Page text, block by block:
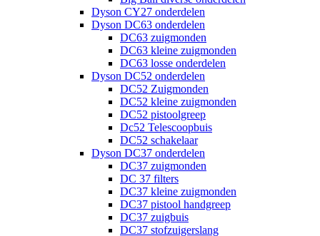
Dyson CY27 onderdelen
Dyson DC63 onderdelen
DC63 zuigmonden
DC63 kleine zuigmonden
DC63 losse onderdelen
Dyson DC52 onderdelen
DC52 Zuigmonden
DC52 kleine zuigmonden
DC52 pistoolgreep
Dc52 Telescoopbuis
DC52 schakelaar
Dyson DC37 onderdelen
DC37 zuigmonden
DC 37 filters
DC37 kleine zuigmonden
DC37 pistool handgreep
DC37 zuigbuis
DC37 stofzuigerslang